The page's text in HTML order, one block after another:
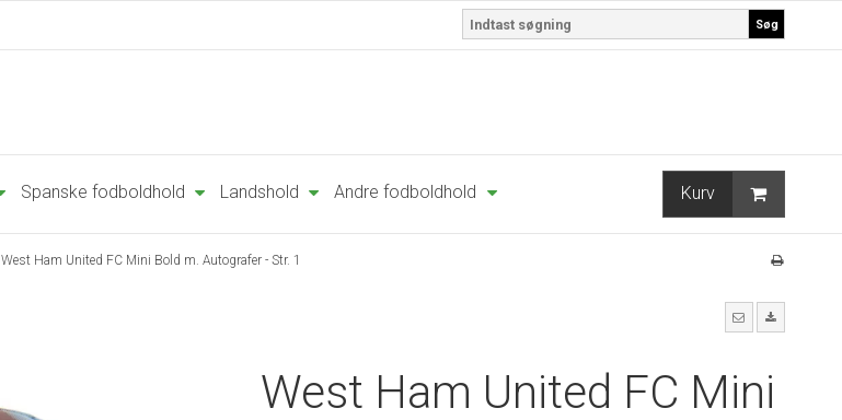
Søg
Spanske fodboldhold Landshold Andre fodboldhold Kurv
West Ham United FC Mini Bold m. Autografer - Str. 1
West Ham United FC Mini